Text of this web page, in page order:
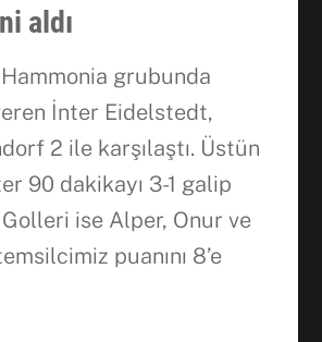
aldı
grubunda
İnter Eidelstedt,
2 ile karşılaştı. Üstün
90 dakikayı 3-1 galip
ise Alper, Onur ve
puanını 8’e